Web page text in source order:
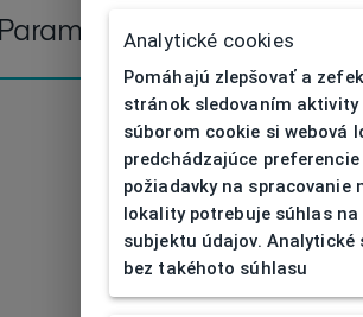
ParametreAnalytické cookies
Pomáhajú zlepšovať a
stránok sledovaním
súborom cookie si webová
predchádzajúce
požiadavky na spracovanie
lokality potrebuje súhlas
subjektu údajov.
bez takéhoto súhlasu